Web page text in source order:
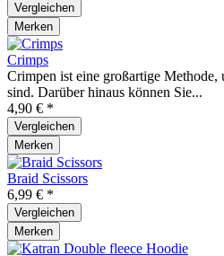
Vergleichen
Merken
Crimps
Crimpen ist eine großartige Methode,
sind. Darüber hinaus können Sie...
4,90 € *
Vergleichen
Merken
Braid Scissors
6,99 € *
Vergleichen
Merken